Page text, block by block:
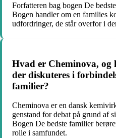
Forfatteren bag bogen De
Bogen handler om en families
udfordringer, de står overfor i
Hvad er Cheminova, og
der diskuteres i
familier?
Cheminova er en dansk
genstand for debat på grund af
Bogen De bedste familier
rolle i samfundet.